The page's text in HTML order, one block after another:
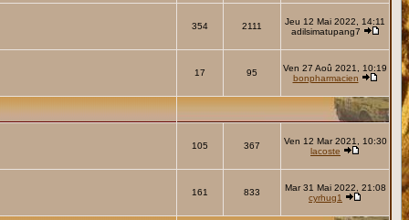
354 2111
Jeu 12 Mai 2022, 14:11
adilsimatupang7
17 95
Ven 27 Aoû 2021, 10:19
bonpharmacien
105 367
Ven 12 Mar 2021, 10:30
lacoste
161 833
Mar 31 Mai 2022, 21:08
cyrhug1